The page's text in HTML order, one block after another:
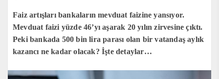
Faiz artışları bankaların mevduat faizine yansıyor.
Mevduat faizi yüzde 46’yı aşarak 20 yılın zirvesine çıktı.
Peki bankada 500 bin lira parası olan bir vatandaş aylık
kazancı ne kadar olacak? İşte detaylar…